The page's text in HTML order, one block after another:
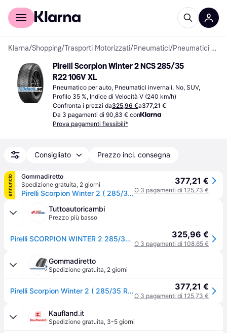
Per il tuo shopping
Klarna/Shopping/Trasporti Motorizzati/Pneumatici/ Pneumatici per auto
Pirelli Scorpion Winter 2 NCS 285/35
R22 106V XL
Pneumatico per auto, Pneumatici invernali, No, SUV,
Profilo 35 %, Indice di Velocità V (240 km/h)
Confronta i prezzi da325,96 €a377,21 €
Da 3 pagamenti di 90,83 € con
Prova pagamenti flessibili*
Consigliato Prezzo incl. consegna
annuncio
Gommadiretto
Spedizione gratuita, 2 giorni
Pirelli Scorpion Winter 2 ( 285/35 R22 106V XL Elect, PNCS, con protezione del cerchio (MFS) )
377,21 €
O 3 pagamenti di 125,73 €
Tuttoautoricambi
Prezzo più basso
Pirelli SCORPION WINTER 2 285/35 R22 106V auto Pneumatici invernali Pneumatici 4140200 325,96 €
O 3 pagamenti di 108,65 €
Gommadiretto
Spedizione gratuita, 2 giorni
Pirelli Scorpion Winter 2 ( 285/35 R22 106V XL Elect, PNCS, con protezione del cerchio (MFS) ) 377,21 €
O 3 pagamenti di 125,73 €
Kaufland.it
Spedizione gratuita, 3-5 giorni